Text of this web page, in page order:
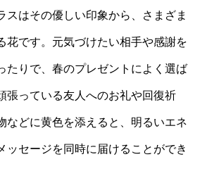
スはその優しい印象から、さまざま
花です。元気づけたい相手や感謝を
たりで、春のプレゼントによく選ば
張っている友人へのお礼や回復祈
などに黄色を添えると、明るいエネ
ッセージを同時に届けることができ